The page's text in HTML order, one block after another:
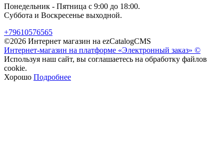
Понедельник - Пятница с 9:00 до 18:00.
Суббота и Воскресенье выходной.
+79610576565
©2026 Интернет магазин на ezCatalogCMS
Интернет-магазин на платформе «Электронный заказ» ©
Используя наш сайт, вы соглашаетесь на обработку файлов
cookie.
Хорошо Подробнее